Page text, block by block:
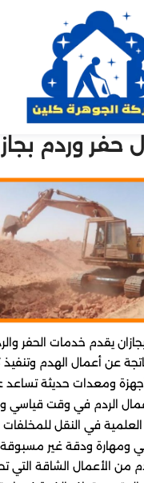
حفر وردم
يقدم خدمات الحفر
عن أعمال الهدم
أجهزة ومعدات حديثة
الردم في وقت قياسي
العلمية في النقل
ومهارة ودقة غير
من الأعمال الشاقة التي